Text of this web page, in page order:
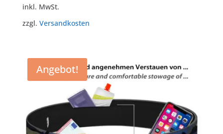
war:
€24,95€17,99.
inkl. MwSt.
zzgl. Versandkosten
Angebot!